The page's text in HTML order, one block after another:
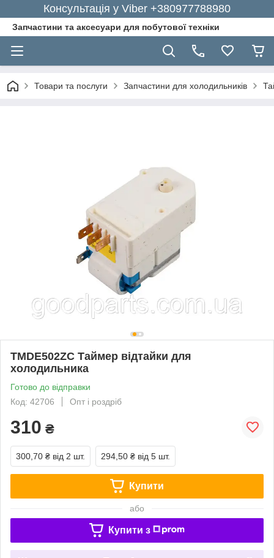
Консультація у Viber +380977788980
Запчастини та аксесуари для побутової техніки
Товари та послуги Запчастини для холодильників
TMDE502ZC Таймер відтайки для
холодильника
Готово до відправки
Код: 42706
Опт і роздріб
310 ₴
300,70 ₴ від 2 шт. 294,50 ₴ від 5 шт.
Купити
або
Купити з